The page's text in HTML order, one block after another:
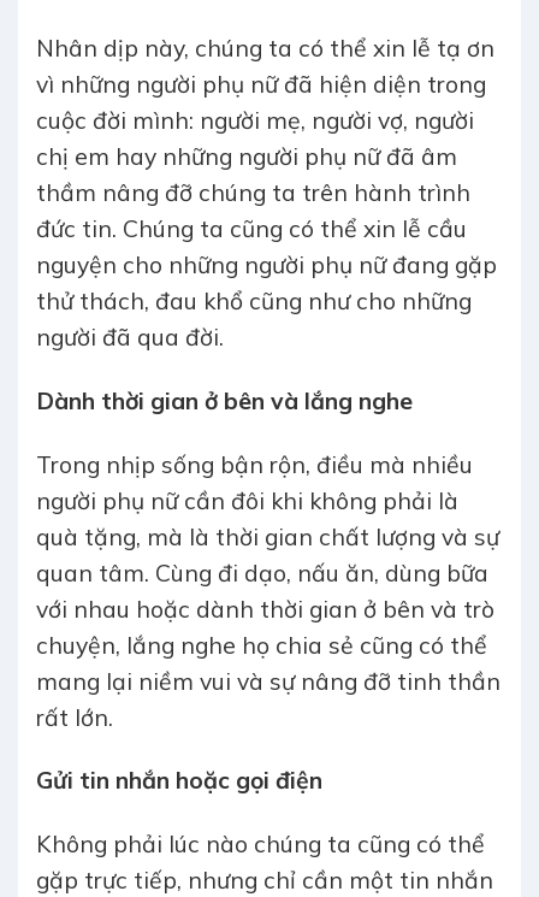
Nhân dịp này, chúng ta có thể xin lễ tạ ơn
vì những người phụ nữ đã hiện diện trong
cuộc đời mình: người mẹ, người vợ, người
chị em hay những người phụ nữ đã âm
thầm nâng đỡ chúng ta trên hành trình
đức tin. Chúng ta cũng có thể xin lễ cầu
nguyện cho những người phụ nữ đang gặp
thử thách, đau khổ cũng như cho những
người đã qua đời.
Dành thời gian ở bên và lắng nghe
Trong nhịp sống bận rộn, điều mà nhiều
người phụ nữ cần đôi khi không phải là
quà tặng, mà là thời gian chất lượng và sự
quan tâm. Cùng đi dạo, nấu ăn, dùng bữa
với nhau hoặc dành thời gian ở bên và trò
chuyện, lắng nghe họ chia sẻ cũng có thể
mang lại niềm vui và sự nâng đỡ tinh thần
rất lớn.
Gửi tin nhắn hoặc gọi điện
Không phải lúc nào chúng ta cũng có thể
gặp trực tiếp, nhưng chỉ cần một tin nhắn